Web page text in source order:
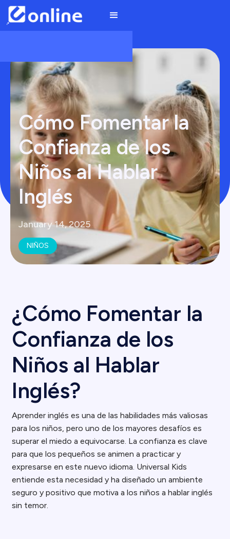
Cómo Fomentar la
Confianza de los
Niños al Hablar
Inglés
January 14, 2025
NIÑOS
¿Cómo Fomentar la
Confianza de los
Niños al Hablar
Inglés?
Aprender inglés es una de las habilidades más valiosas
para los niños, pero uno de los mayores desafíos es
superar el miedo a equivocarse. La confianza es clave
para que los pequeños se animen a practicar y
expresarse en este nuevo idioma. Universal Kids
entiende esta necesidad y ha diseñado un ambiente
seguro y positivo que motiva a los niños a hablar inglés
sin temor.